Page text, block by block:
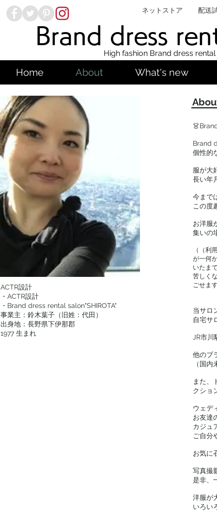
ネットストア 配送
Brand dress
High fashion Brand dress
Home About What's new
ACTR設計
・ACTR設計
・Brand dress rental salon"SHIROTA"
事業主：鈴木葉子（旧姓：代田）
出身地：長野県下伊那郡
1977 生まれ
Brand
個性的
服が大
長い年
今まで
この度
お洋服
集いの
（（利
が一何
いたま
苦しく
ごせま
当サロ
自宅サ
JR市
他のブ
（国
また、
クショ
ウェデ
お友達
カジュ
ご自分
お気に
写真撮
是非、
洋服が
いろい